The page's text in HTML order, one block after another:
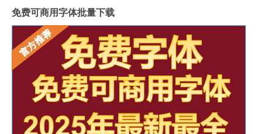
免费可商用字体批量下载